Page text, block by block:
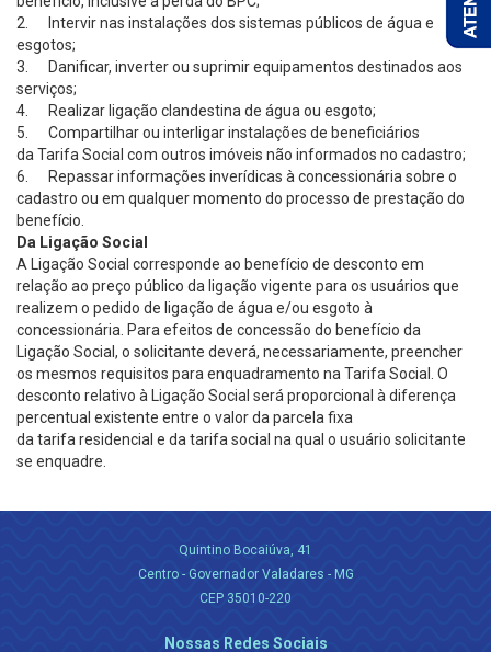
2. Intervir nas instalações dos sistemas públicos de água e
esgotos;
3. Danificar, inverter ou suprimir equipamentos destinados aos
serviços;
4. Realizar ligação clandestina de água ou esgoto;
5. Compartilhar ou interligar instalações de beneficiários
da Tarifa Social com outros imóveis não informados no cadastro;
6. Repassar informações inverídicas à concessionária sobre o
cadastro ou em qualquer momento do processo de prestação do
benefício.
Da Ligação Social
A Ligação Social corresponde ao benefício de desconto em
relação ao preço público da ligação vigente para os usuários que
realizem o pedido de ligação de água e/ou esgoto à
concessionária. Para efeitos de concessão do benefício da
Ligação Social, o solicitante deverá, necessariamente, preencher
os mesmos requisitos para enquadramento na Tarifa Social. O
desconto relativo à Ligação Social será proporcional à diferença
percentual existente entre o valor da parcela fixa
da tarifa residencial e da tarifa social na qual o usuário solicitante
se enquadre.
Quintino Bocaiúva, 41
Centro - Governador Valadares - MG
CEP 35010-220
Nossas Redes Sociais